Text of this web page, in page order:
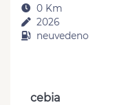
0 Km
2026
neuvedeno
cebia